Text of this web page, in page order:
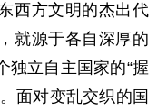
西方文明的杰出代
就源于各自深厚的
独立自主国家的“握
面对变乱交织的国